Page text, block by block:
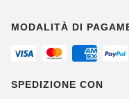
MODALITÀ DI
SPEDIZIONE CON